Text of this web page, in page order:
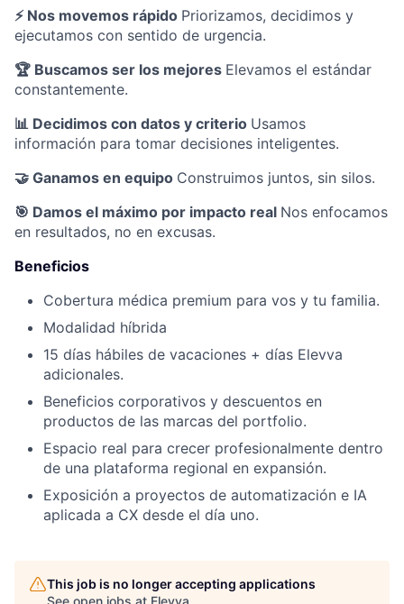
⚡ Nos movemos rápido Priorizamos, decidimos y
ejecutamos con sentido de urgencia.
🏆 Buscamos ser los mejores Elevamos el estándar
constantemente.
📊 Decidimos con datos y criterio Usamos
información para tomar decisiones inteligentes.
🤝 Ganamos en equipo Construimos juntos, sin silos.
🎯 Damos el máximo por impacto real Nos enfocamos
en resultados, no en excusas.
Beneficios
Cobertura médica premium para vos y tu familia.
Modalidad híbrida
15 días hábiles de vacaciones + días Elevva
adicionales.
Beneficios corporativos y descuentos en
productos de las marcas del portfolio.
Espacio real para crecer profesionalmente dentro
de una plataforma regional en expansión.
Exposición a proyectos de automatización e IA
aplicada a CX desde el día uno.
This job is no longer accepting applications
See open jobs at Elevva.